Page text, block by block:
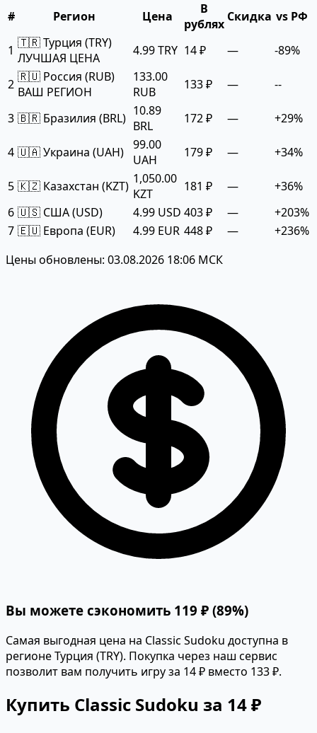
#
Регион Цена
В
рублях Скидка vs РФ
1 🇹🇷 Турция (TRY)
ЛУЧШАЯ ЦЕНА
4.99 TRY 14 ₽ — -89%
2 🇷🇺 Россия (RUB)
ВАШ РЕГИОН
133.00
RUB
133 ₽ — --
3 🇧🇷 Бразилия (BRL) 10.89
BRL
172 ₽ — +29%
4 🇺🇦 Украина (UAH) 99.00
UAH
179 ₽ — +34%
5 🇰🇿 Казахстан (KZT) 1,050.00
KZT
181 ₽ —
+36%
6 🇺🇸 США (USD) 4.99 USD 403 ₽ —
+203%
7 🇪🇺 Европа (EUR) 4.99 EUR 448 ₽ —
+236%
Цены обновлены: 03.08.2026 18:06 МСК
Вы можете сэкономить 119 ₽ (89%)
Самая выгодная цена на Classic Sudoku доступна в
регионе Турция (TRY). Покупка через наш сервис
позволит вам получить игру за 14 ₽ вместо 133 ₽.
Купить Classic Sudoku за 14 ₽